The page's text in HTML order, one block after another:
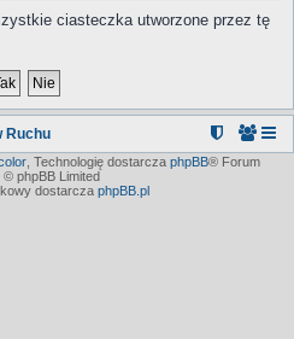
ciasteczka utworzone przez tę
Ruchu
, Technologię dostarcza phpBB® Forum
© phpBB Limited
dostarcza phpBB.pl